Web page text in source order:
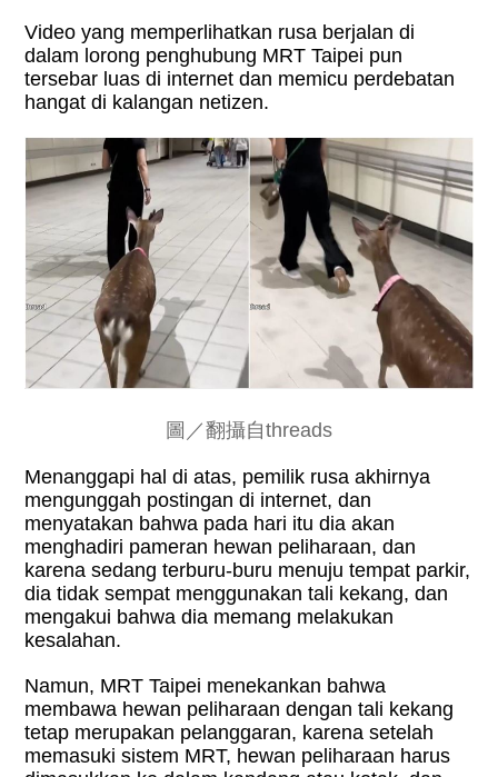
Video yang memperlihatkan rusa berjalan di
dalam lorong penghubung MRT Taipei pun
tersebar luas di internet dan memicu perdebatan
hangat di kalangan netizen.
圖／翻攝自threads
Menanggapi hal di atas, pemilik rusa akhirnya
mengunggah postingan di internet, dan
menyatakan bahwa pada hari itu dia akan
menghadiri pameran hewan peliharaan, dan
karena sedang terburu-buru menuju tempat parkir,
dia tidak sempat menggunakan tali kekang, dan
mengakui bahwa dia memang melakukan
kesalahan.
Namun, MRT Taipei menekankan bahwa
membawa hewan peliharaan dengan tali kekang
tetap merupakan pelanggaran, karena setelah
memasuki sistem MRT, hewan peliharaan harus